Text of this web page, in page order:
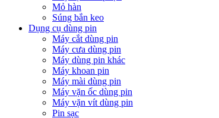
Mỏ hàn
Súng bắn keo
Dụng cụ dùng pin
Máy cắt dùng pin
Máy cưa dùng pin
Máy dùng pin khác
Máy khoan pin
Máy mài dùng pin
Máy vặn ốc dùng pin
Máy vặn vít dùng pin
Pin sạc